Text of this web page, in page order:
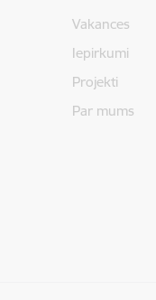
Vakances
Iepirkumi
Projekti
Par mums